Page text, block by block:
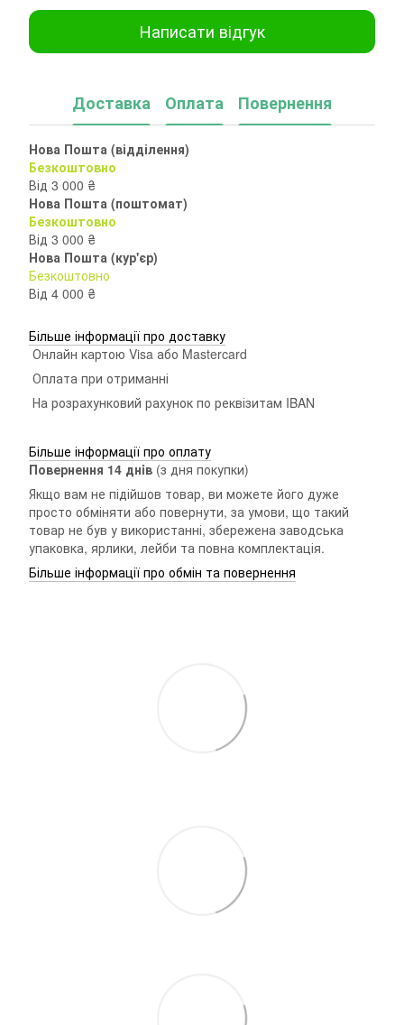
Написати відгук
Доставка Оплата Повернення
Нова Пошта (відділення)
Безкоштовно
Від 3 000 ₴
Нова Пошта (поштомат)
Безкоштовно
Від 3 000 ₴
Нова Пошта (кур'єр)
Безкоштовно
Від 4 000 ₴
Більше інформації про доставку
Онлайн картою Visa або Mastercard
Оплата при отриманні
На розрахунковий рахунок по реквізитам IBAN
Більше інформації про оплату
Повернення 14 днiв (з дня покупки)
Якщо вам не підійшов товар, ви можете його дуже
просто обміняти або повернути, за умови, що такий
товар не був у використанні, збережена заводська
упаковка, ярлики, лейби та повна комплектація.
Більше інформації про обмін та повернення